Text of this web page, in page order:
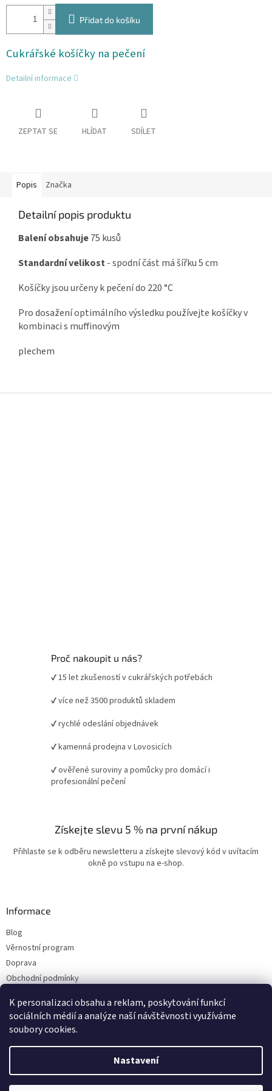
K personalizaci obsahu a reklam, poskytování funkcí
sociálních médií a analýze naší návštěvnosti využíváme
soubory cookies.
Nastavení
Přidat do košíku
Cukrářské košíčky na pečení
Detailní informace
ZEPTAT SE HLÍDAT SDÍLET
Popis Značka
Detailní popis produktu
Balení obsahuje75 kusů
Standardní velikost- spodní část má šířku 5 cm
Košíčky jsou určeny k pečení do 220 °C
Pro dosažení optimálního výsledku používejte košíčky v
kombinaci s muffinovým
plechem
Proč nakoupit u nás?
✔ 15 let zkušeností v cukrářských potřebách
✔ více než 3500 produktů skladem
✔ rychlé odeslání objednávek
✔ kamenná prodejna v Lovosicích
✔ ověřené suroviny a pomůcky pro domácí i
profesionální pečení
Získejte slevu 5 % na první nákup
Přihlaste se k odběru newsletteru a získejte slevový kód v uvítacím
okně po vstupu na e-shop.
Informace
Blog
Věrnostní program
Doprava
Obchodní podmínky
Kontakty
Vytvořil Shoptet